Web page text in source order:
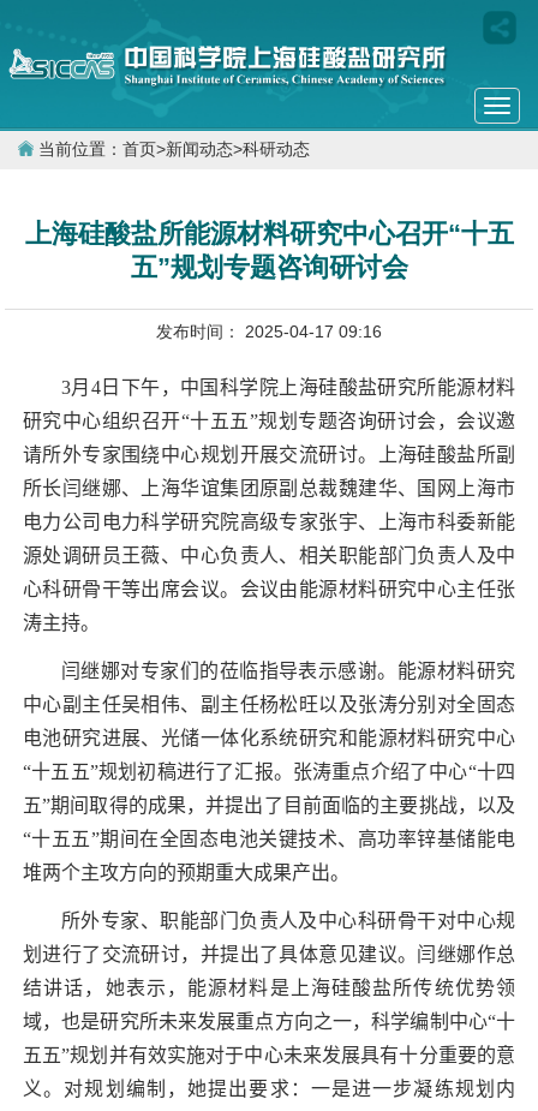
当前位置： 首页>新闻动态>科研动态
上海硅酸盐所能源材料研究中心召开“十五
五”规划专题咨询研讨会
发布时间： 2025-04-17 09:16
3月 4日下午，中国科学院上海硅酸盐研究所能源材料
研究中心组织召开“十五五”规划专题咨询研讨会，会议邀
请所外专家围绕中心规划开展交流研讨。上海硅酸盐所副
所长闫继娜、上海华谊集团原副总裁魏建华、国网上海市
电力公司电力科学研究院高级专家张宇、上海市科委新能
源处调研员王薇、中心负责人、相关职能部门负责人及中
心科研骨干等出席会议。会议由能源材料研究中心主任张
涛主持。
闫继娜对专家们的莅临指导表示感谢。能源材料研究
中心副主任吴相伟、副主任杨松旺以及张涛分别对全固态
电池研究进展、光储一体化系统研究和能源材料研究中心
“十五五”规划初稿进行了汇报。张涛重点介绍了中心“十四
五”期间取得的成果，并提出了目前面临的主要挑战，以及
“十五五”期间在全固态电池关键技术、高功率锌基储能电
堆两个主攻方向的预期重大成果产出。
所外专家、职能部门负责人及中心科研骨干对中心规
划进行了交流研讨，并提出了具体意见建议。闫继娜作总
结讲话，她表示，能源材料是上海硅酸盐所传统优势领
域，也是研究所未来发展重点方向之一，科学编制中心“十
五五”规划并有效实施对于中心未来发展具有十分重要的意
义。对规划编制，她提出要求：一是进一步凝练规划内